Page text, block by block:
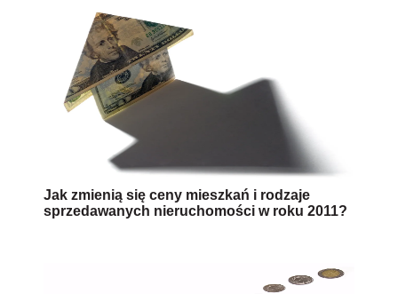
Jak zmienią się ceny mieszkań i rodzaje
sprzedawanych nieruchomości w roku 2011?